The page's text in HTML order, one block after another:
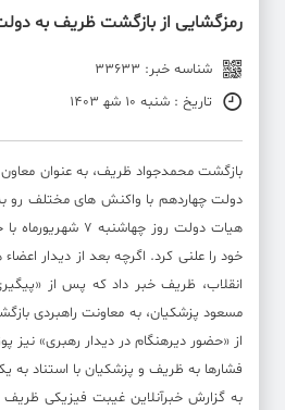
رمزگشایی از بازگشت ظریف به
شناسه خبر: 33633
تاریخ : شنبه 10 شه‍ 1403
بازگشت محمدجواد ظریف، به عنوان
دولت چهاردهم با واکنش های مختلف رو
هیات دولت روز
خود را علنی کرد. اگرچه بعد از دیدار
انقلاب، ظریف خبر داد که پس از
مسعود پزشکیان، به معاونت راهبردی
از «حضور دیرهنگام در دیدار رهبری» نیز
فشارها به ظریف و پزشکیان با استناد به
به گزارش خبرآنلاین غیبت فیزیکی